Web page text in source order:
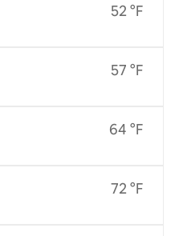
52 °F
57 °F
64 °F
72 °F